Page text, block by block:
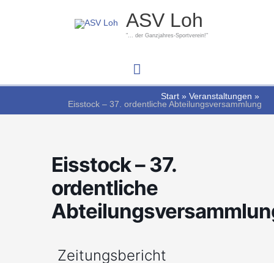
ASV Loh
"... der Ganzjahres-Sportverein!"
Hauptmenü
Start
Veranstaltungen
Eisstock – 37. ordentliche Abteilungsversammlung
Eisstock – 37.
ordentliche
Zeitungsbericht